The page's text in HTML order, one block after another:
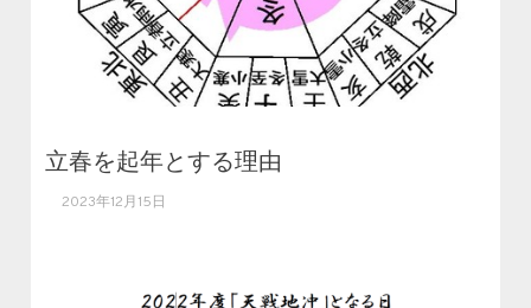
立春を起年とする理由
2023年12月15日